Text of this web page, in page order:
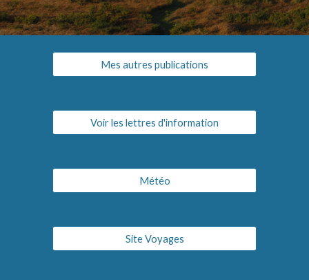
Mes autres publications
Voir les lettres d'information
Météo
Site Voyages